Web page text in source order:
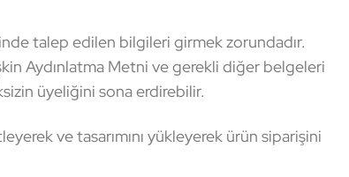
talep edilen bilgileri girmek zorundadır.
Aydınlatma Metni ve gerekli diğer belgeleri
üyeliğini sona erdirebilir.
ve tasarımını yükleyerek ürün siparişini